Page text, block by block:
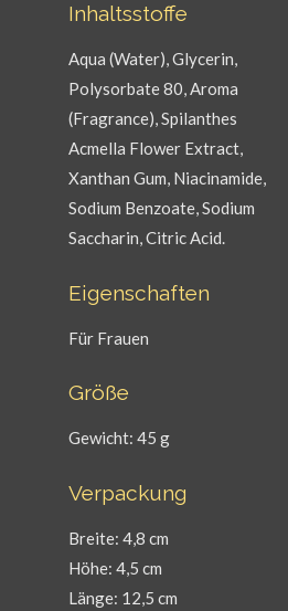
Inhaltsstoffe
Aqua (Water), Glycerin,
Polysorbate 80, Aroma
(Fragrance), Spilanthes
Acmella Flower Extract,
Xanthan Gum, Niacinamide,
Sodium Benzoate, Sodium
Saccharin, Citric Acid.
Eigenschaften
Für Frauen
Größe
Gewicht: 45 g
Verpackung
Breite: 4,8 cm
Höhe: 4,5 cm
Länge: 12,5 cm